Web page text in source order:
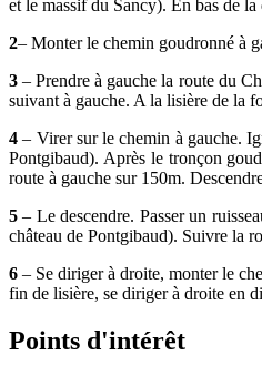
et le massif du Sancy). En bas de
2– Monter le chemin goudronné à
3 – Prendre à gauche la route du
suivant à gauche. A la lisière de la
4 – Virer sur le chemin à gauche.
Pontgibaud). Après le tronçon
route à gauche sur 150m.
5 – Le descendre. Passer un
château de Pontgibaud). Suivre la
6 – Se diriger à droite, monter le
fin de lisière, se diriger à droite en
Points d'intérêt